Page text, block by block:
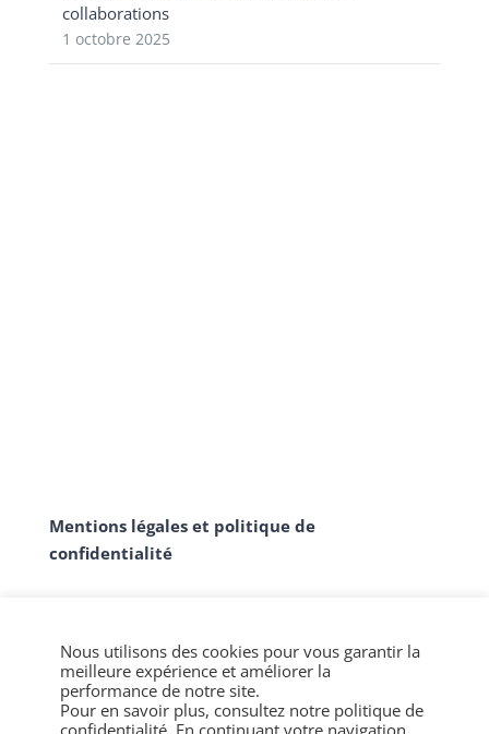
collaborations
1 octobre 2025
Mentions légales et politique de
confidentialité
Nous utilisons des cookies pour vous garantir la
meilleure expérience et améliorer la
performance de notre site.
Pour en savoir plus, consultez notre politique de
confidentialité. En continuant votre navigation,